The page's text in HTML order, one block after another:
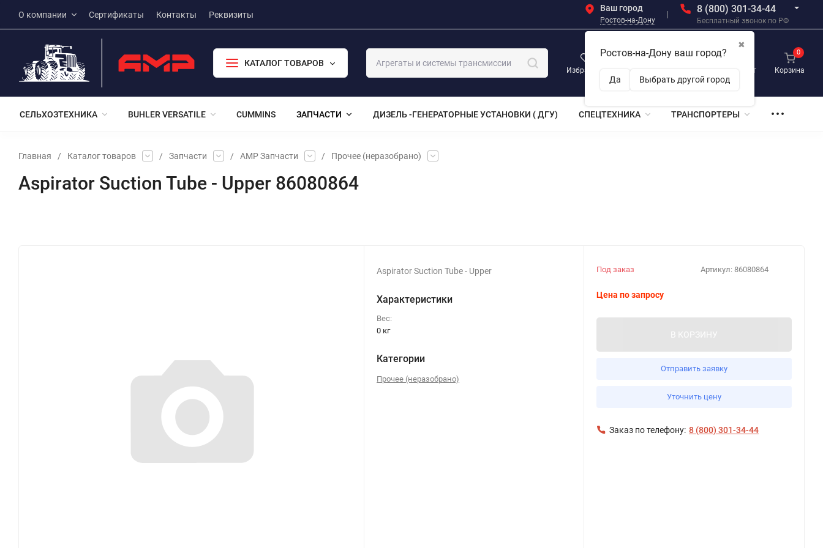
О компании Сертификаты Контакты Реквизиты
Ваш город
Ростов-на-Дону
✖
Ростов-на-Дону ваш город?
Да Выбрать другой город
8 (800) 301-34-44
Бесплатный звонок по РФ
КАТАЛОГ ТОВАРОВ
Избранное
0
Личный кабинет Корзина
0
СЕЛЬХОЗТЕХНИКА BUHLER VERSATILE CUMMINS ЗАПЧАСТИ ДИЗЕЛЬ -ГЕНЕРАТОРНЫЕ УСТАНОВКИ ( ДГУ) СПЕЦТЕХНИКА ТРАНСПОРТЕРЫ
Главная / Каталог товаров / Запчасти / АМР Запчасти / Прочее (неразобрано)
Aspirator Suction Tube - Upper 86080864
Aspirator Suction Tube - Upper
Характеристики
Вес:
0 кг
Категории
Прочее (неразобрано)
Артикул: 86080864
Под заказ
Цена по запросу
В КОРЗИНУ
Отправить заявку
Уточнить цену
Заказ по телефону: 8 (800) 301-34-44